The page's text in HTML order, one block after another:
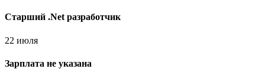
Старший .Net разработчик
22 июля
Зарплата не указана